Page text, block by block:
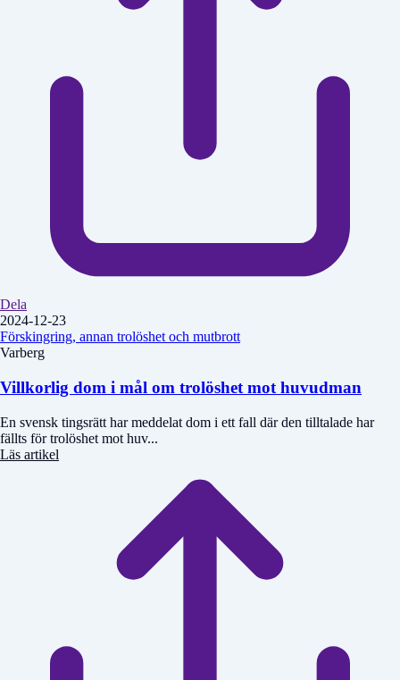
Dela
2024-12-23
Förskingring, annan trolöshet och mutbrott
Varberg
Villkorlig dom i mål om trolöshet mot huvudman
En svensk tingsrätt har meddelat dom i ett fall där den tilltalade har
fällts för trolöshet mot huv...
Läs artikel